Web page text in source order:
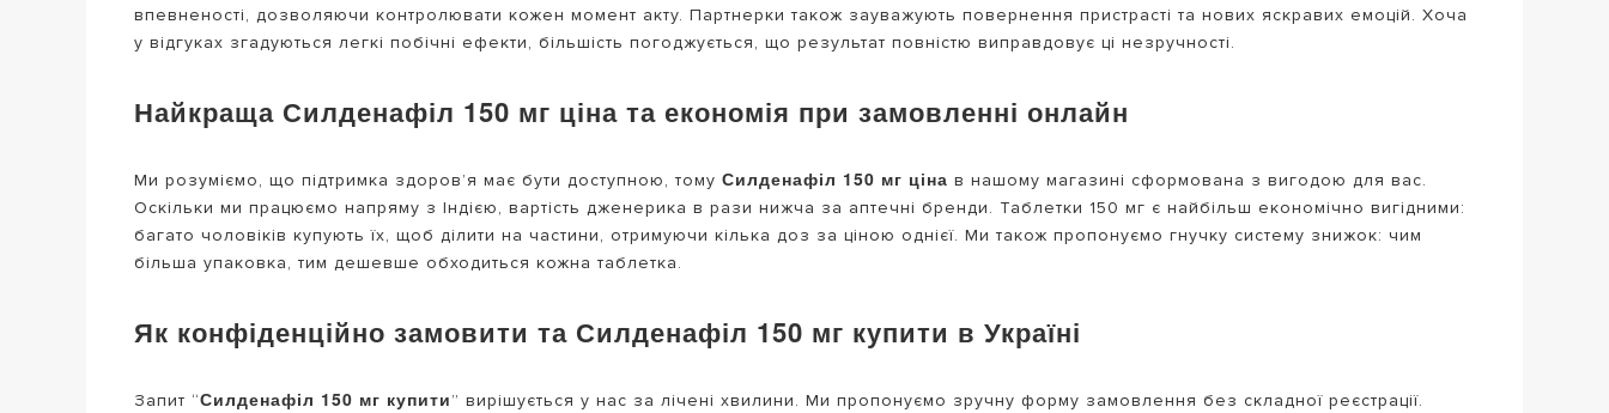
впевненості, дозволяючи контролювати кожен момент акту. Партнерки також зауважують повернення пристрасті та нових яскравих емоцій. Хоча
у відгуках згадуються легкі побічні ефекти, більшість погоджується, що результат повністю виправдовує ці незручності.
Найкраща Силденафіл 150 мг ціна та економія при замовленні онлайн
Ми розуміємо, що підтримка здоров’я має бути доступною, тому Силденафіл 150 мг ціна в нашому магазині сформована з вигодою для вас.
Оскільки ми працюємо напряму з Індією, вартість дженерика в рази нижча за аптечні бренди. Таблетки 150 мг є найбільш економічно вигідними:
багато чоловіків купують їх, щоб ділити на частини, отримуючи кілька доз за ціною однієї. Ми також пропонуємо гнучку систему знижок: чим
більша упаковка, тим дешевше обходиться кожна таблетка.
Як конфіденційно замовити та Силденафіл 150 мг купити в Україні
Запит “Силденафіл 150 мг купити” вирішується у нас за лічені хвилини. Ми пропонуємо зручну форму замовлення без складної реєстрації.